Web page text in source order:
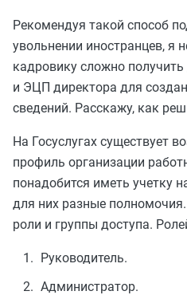
Рекомендуя такой способ
увольнении иностранцев, я
кадровику сложно получить
и ЭЦП директора для
сведений. Расскажу, как
На Госуслугах существует
профиль организации
понадобится иметь учетку
для них разные
роли и группы доступа.
Руководитель.
Администратор.